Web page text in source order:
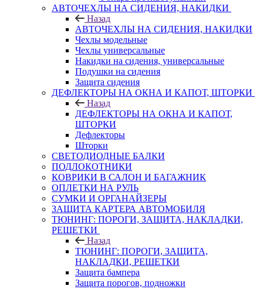
АВТОЧЕХЛЫ НА СИДЕНИЯ, НАКИДКИ
Назад
АВТОЧЕХЛЫ НА СИДЕНИЯ, НАКИДКИ
Чехлы модельные
Чехлы универсальные
Накидки на сидения, универсальные
Подушки на сидения
Защита сидения
ДЕФЛЕКТОРЫ НА ОКНА И КАПОТ, ШТОРКИ
Назад
ДЕФЛЕКТОРЫ НА ОКНА И КАПОТ,
ШТОРКИ
Дефлекторы
Шторки
СВЕТОДИОДНЫЕ БАЛКИ
ПОДЛОКОТНИКИ
КОВРИКИ В САЛОН И БАГАЖНИК
ОПЛЕТКИ НА РУЛЬ
СУМКИ И ОРГАНАЙЗЕРЫ
ЗАЩИТА КАРТЕРА АВТОМОБИЛЯ
ТЮНИНГ: ПОРОГИ, ЗАЩИТА, НАКЛАДКИ,
РЕШЕТКИ
Назад
ТЮНИНГ: ПОРОГИ, ЗАЩИТА,
НАКЛАДКИ, РЕШЕТКИ
Защита бампера
Защита порогов, подножки